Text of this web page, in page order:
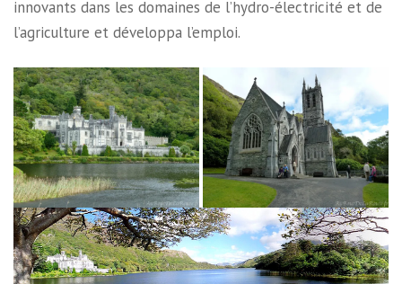
innovants dans les domaines de l’hydro-électricité et de
l’agriculture et développa l’emploi.